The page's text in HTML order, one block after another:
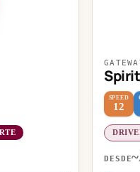
Spirit
SPEED
12
DESDE